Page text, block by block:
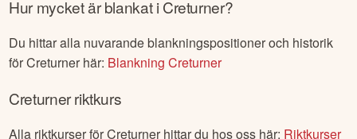
Hur mycket är blankat iCreturner?
Du hittar alla nuvarande blankningspositioner och historik
förCreturner här: BlankningCreturner
Creturnerriktkurs
Alla riktkurser förCreturner hittar du hos oss här: Riktkurser